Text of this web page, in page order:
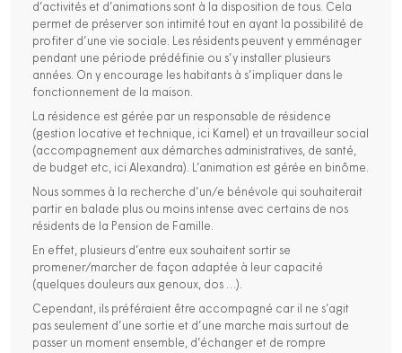
d’activités et d’animations sont à la disposition de tous. Cela
permet de préserver son intimité tout en ayant la possibilité de
profiter d’une vie sociale. Les résidents peuvent y emménager
pendant une période prédéfinie ou s’y installer plusieurs
années. On y encourage les habitants à s’impliquer dans le
fonctionnement de la maison.
La résidence est gérée par un responsable de résidence
(gestion locative et technique, ici Kamel) et un travailleur social
(accompagnement aux démarches administratives, de santé,
de budget etc, ici Alexandra). L’animation est gérée en binôme.
Nous sommes à la recherche d’un/e bénévole qui souhaiterait
partir en balade plus ou moins intense avec certains de nos
résidents de la Pension de Famille.
En effet, plusieurs d’entre eux souhaitent sortir se
promener/marcher de façon adaptée à leur capacité
(quelques douleurs aux genoux, dos …).
Cependant, ils préféraient être accompagné car il ne s’agit
pas seulement d’une sortie et d’une marche mais surtout de
passer un moment ensemble, d’échanger et de rompre